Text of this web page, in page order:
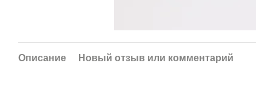
Описание Новый отзыв или комментарий